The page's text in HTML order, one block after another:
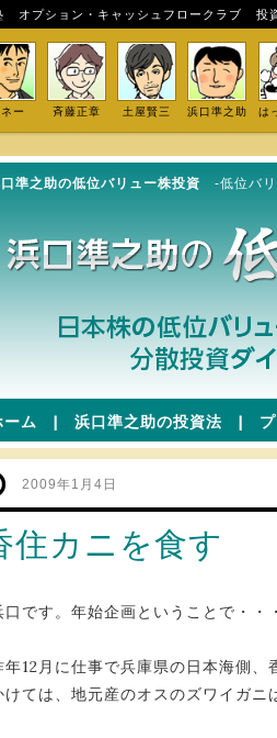
オプション・キャッシュフロークラブ 投
ー 斉藤正章 土屋賢三 浜口準之助 は
準之助の低位バリュー株投資 -低位バ
ーム | 浜口準之助の投資法 |
2009年1月4日
住カニを食す
口です。年始企画ということで・・・
年12月に仕事で兵庫県の日本海側
けては、地元産のオスのズワイガニ